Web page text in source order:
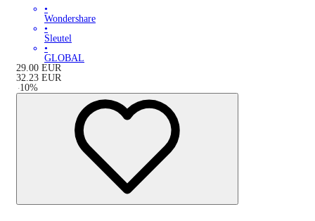
•
Wondershare
•
Sleutel
•
GLOBAL
29.00 EUR
32.23 EUR
-10%